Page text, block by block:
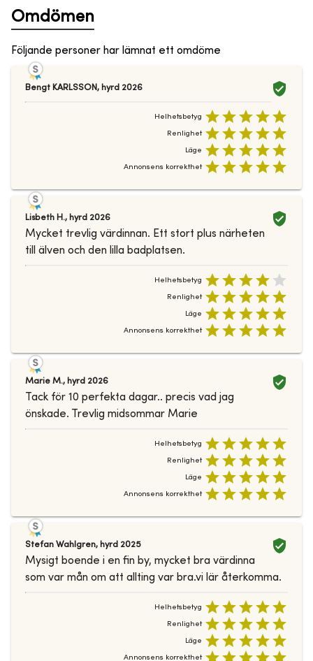
Omdömen
Följande personer har lämnat ett omdöme
Bengt KARLSSON, hyrd 2026
Helhetsbetyg
Renlighet
Läge
Annonsens korrekthet
Lisbeth H., hyrd 2026
Mycket trevlig värdinnan. Ett stort plus närheten
till älven och den lilla badplatsen.
Helhetsbetyg
Renlighet
Läge
Annonsens korrekthet
Marie M., hyrd 2026
Tack för 10 perfekta dagar.. precis vad jag
önskade. Trevlig midsommar Marie
Helhetsbetyg
Renlighet
Läge
Annonsens korrekthet
Stefan Wahlgren, hyrd 2025
Mysigt boende i en fin by, mycket bra värdinna
som var mån om att allting var bra.vi lär återkomma.
Helhetsbetyg
Renlighet
Läge
Annonsens korrekthet